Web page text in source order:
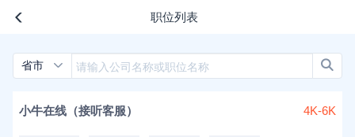
职位列表
省市
小牛在线（接听客服） 4K-6K